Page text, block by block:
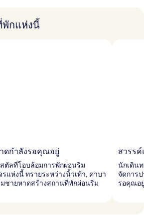
พักแห่งนี้
ดกำลังรอคุณอยู่
ตัลที่โอบล้อมการพักผ่อนริม
แห่งนี้ ทรายระหว่างนิ้วเท้า, คาบา
ชายหาดสร้างสถานที่พักผ่อนริม
สวรรค์
นักเดิน
จัดการ
รอคุณอ